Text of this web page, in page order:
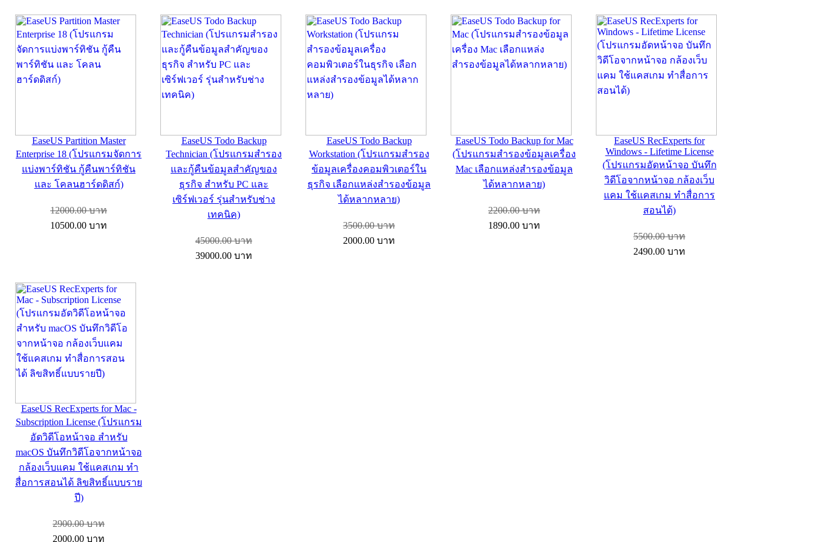
EaseUS Partition Master
Enterprise 18 (โปรแกรมจัดการ
แบ่งพาร์ทิชัน กู้คืนพาร์ทิชัน
และ โคลนฮาร์ดดิสก์)
12000.00บาท
10500.00 บาท
EaseUS Todo Backup
Technician (โปรแกรมสำรอง
และกู้คืนข้อมูลสำคัญของ
ธุรกิจ สำหรับ PC และ
เซิร์ฟเวอร์ รุ่นสำหรับช่าง
เทคนิค)
45000.00บาท
39000.00 บาท
EaseUS Todo Backup
Workstation (โปรแกรมสำรอง
ข้อมูลเครื่องคอมพิวเตอร์ใน
ธุรกิจ เลือกแหล่งสำรองข้อมูล
ได้หลากหลาย)
3500.00บาท
2000.00 บาท
EaseUS Todo Backup for Mac
(โปรแกรมสำรองข้อมูลเครื่อง
Mac เลือกแหล่งสำรองข้อมูล
ได้หลากหลาย)
2200.00บาท
1890.00 บาท
EaseUS RecExperts for
Windows - Lifetime License
(โปรแกรมอัดหน้าจอ บันทึก
วิดีโอจากหน้าจอ กล้องเว็บ
แคม ใช้แคสเกม ทำสื่อการ
สอนได้)
5500.00บาท
2490.00 บาท
EaseUS RecExperts for Mac -
Subscription License (โปรแกรม
อัดวิดีโอหน้าจอ สำหรับ
macOS บันทึกวิดีโอจากหน้าจอ
กล้องเว็บแคม ใช้แคสเกม ทำ
สื่อการสอนได้ ลิขสิทธิ์แบบราย
ปี)
2900.00บาท
2000.00 บาท